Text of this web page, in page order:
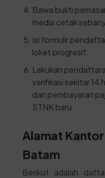
Bawa bukti
media cetak
Isi formulir
loket progresif.
Lakukan
verifikasi sekitar 14
dan pembayaran
STNK baru.
Alamat
Batam
Berikut adalah